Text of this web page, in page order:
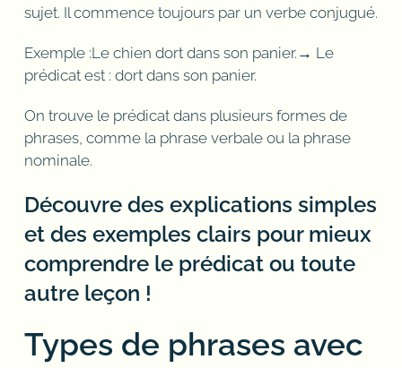
sujet. Il commence toujours par un verbe conjugué.
Exemple :Le chien dort dans son panier.→ Le
prédicat est : dort dans son panier.
On trouve le prédicat dans plusieurs formes de
phrases, comme la phrase verbale ou la phrase
nominale.
Découvre des explications simples
et des exemples clairs pour mieux
comprendre le prédicat ou toute
autre leçon !
Types de phrases avec